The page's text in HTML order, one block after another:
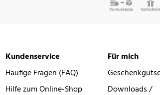
Kundenservice
Häufige Fragen (FAQ)
Hilfe zum Online-Shop
Für mich
Downloads /